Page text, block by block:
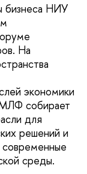
бизнеса НИУ
На
экономики
собирает
для
решений и
современные
среды.